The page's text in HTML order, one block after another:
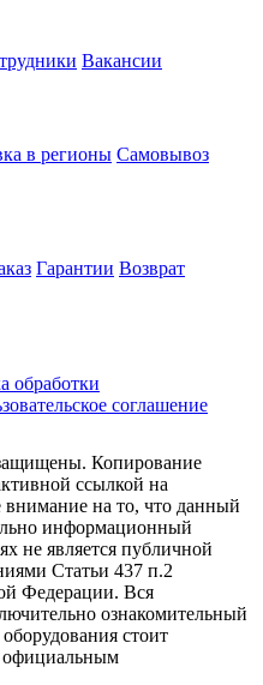
Вакансии
в регионы Самовывоз
Гарантии Возврат
обработки
соглашение
Копирование
ссылкой на
на то, что данный
информационный
не является публичной
Статьи 437 п.2
Федерации. Вся
ознакомительный
стоит
официальным